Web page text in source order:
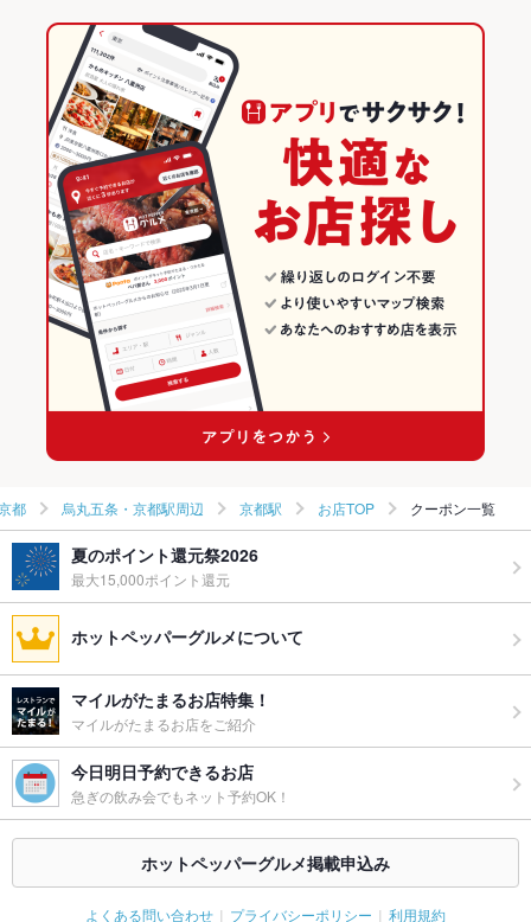
京都駅 × 居酒屋
京都駅 × 和風
和食全般
烏丸五条・京都駅周辺 × 和食
烏丸五条・京都駅周辺 × 和食全般
京都駅 × 和食
京都駅 × 和食全般
京都駅 × 和食
京都駅 × 和食全般
京都 × 居酒屋
京都 × 和風
京都 × 和食
京都 × 和食全般
餃子
京都のグルメランキング
京都の居酒屋ランキング
烏丸五条・京都駅周辺のグルメランキング
烏丸五条・京都駅周辺の居酒屋ランキング
京都駅のグルメランキング
京都駅の居酒屋ランキング
都 烏丸五条・京都駅周辺 京都駅 お店TOP クーポン一覧
夏のポイント還元祭2026
最大15,000ポイント還元
ホットペッパーグルメについて
マイルがたまるお店特集！
マイルがたまるお店をご紹介
今日明日予約できるお店
急ぎの飲み会でもネット予約OK！
ホットペッパーグルメ掲載申込み
よくある問い合わせ プライバシーポリシー 利用規約